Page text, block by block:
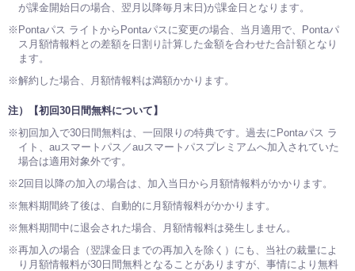
が課金開始日の場合、翌月以降毎月末日)が課金日となります。
※Pontaパス ライトからPontaパスに変更の場合、当月適用で、Pontaパ
ス月額情報料との差額を日割り計算した金額を合わせた合計額となり
ます。
※解約した場合、月額情報料は満額かかります。
注）【初回30日間無料について】
※初回加入で30日間無料は、一回限りの特典です。過去にPontaパス ラ
イト、auスマートパス／auスマートパスプレミアムへ加入されていた
場合は適用対象外です。
※2回目以降の加入の場合は、加入当日から月額情報料がかかります。
※無料期間終了後は、自動的に月額情報料がかかります。
※無料期間中に退会された場合、月額情報料は発生しません。
※再加入の場合（翌課金日までの再加入を除く）にも、当社の裁量によ
り月額情報料が30日間無料となることがありますが、事情により無料